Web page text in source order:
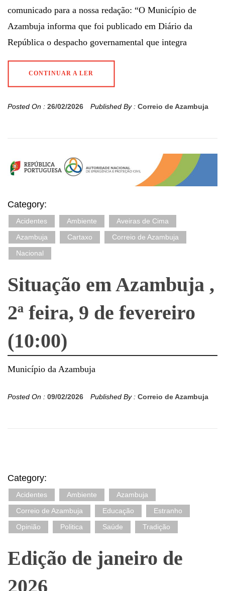
comunicado para a nossa redação: “O Município de
Azambuja informa que foi publicado em Diário da
República o despacho governamental que integra
CONTINUAR A LER
Posted On : 26/02/2026 Published By : Correio de Azambuja
Category:
Acidentes Ambiente
Aveiras de Cima
Azambuja
Cartaxo
Correio de Azambuja
Nacional
Situação em Azambuja ,
2ª feira, 9 de fevereiro
(10:00)
Município da Azambuja
Posted On : 09/02/2026 Published By : Correio de Azambuja
Category:
Acidentes Ambiente
Azambuja
Correio de Azambuja
Educação
Estranho
Opinião
Politica Saúde Tradição
Edição de janeiro de
2026